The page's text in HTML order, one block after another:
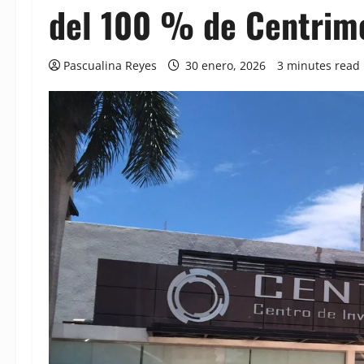
del 100 % de
Pascualina Reyes 30 enero, 2026 3 minutes read